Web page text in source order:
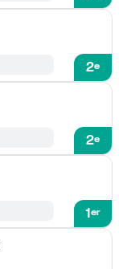
2e
2e
1er